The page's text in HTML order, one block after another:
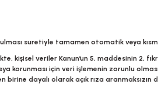
suretiyle tamamen otomatik veya
kişisel veriler Kanun’un 5. maddesinin 2.
korunması için veri işlemenin zorunlu
dayalı olarak açık rıza aranmaksızın